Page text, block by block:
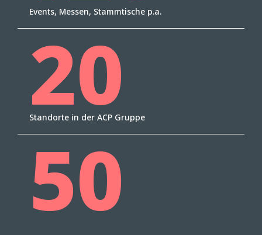
Events, Messen, Stammtische p.a.
20
Standorte in der ACP Gruppe
50